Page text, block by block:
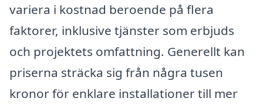
variera i kostnad beroende på flera
faktorer, inklusive tjänster som erbjuds
och projektets omfattning. Generellt kan
priserna sträcka sig från några tusen
kronor för enklare installationer till mer